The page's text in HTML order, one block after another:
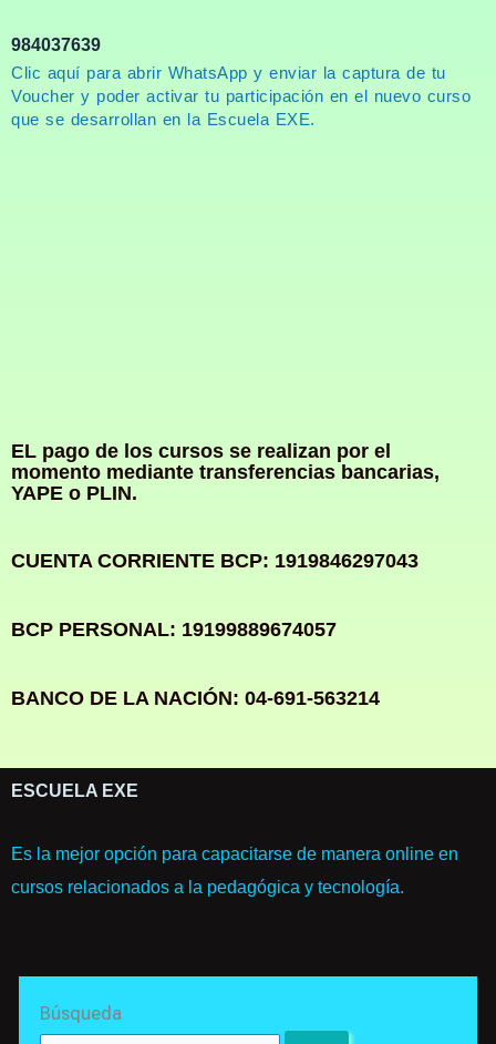
984037639
Clic aquí para abrir WhatsApp y enviar la captura de tu
Voucher y poder activar tu participación en el nuevo curso
que se desarrollan en la Escuela EXE.
EL pago de los cursos se realizan por el
momento mediante transferencias bancarias,
YAPE o PLIN.
CUENTA CORRIENTE BCP: 1919846297043
BCP PERSONAL: 19199889674057
BANCO DE LA NACIÓN: 04-691-563214
ESCUELA EXE
Es la mejor opción para capacitarse de manera online en
cursos relacionados a la pedagógica y tecnología.
Búsqueda
for: